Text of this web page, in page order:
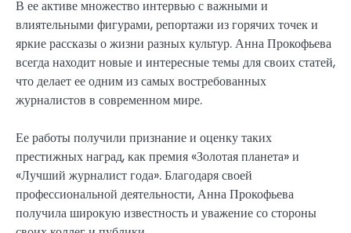
В ее активе множество интервью с важными и
влиятельными фигурами, репортажи из горячих точек и
яркие рассказы о жизни разных культур. Анна Прокофьева
всегда находит новые и интересные темы для своих статей,
что делает ее одним из самых востребованных
журналистов в современном мире.
Ее работы получили признание и оценку таких
престижных наград, как премия «Золотая планета» и
«Лучший журналист года». Благодаря своей
профессиональной деятельности, Анна Прокофьева
получила широкую известность и уважение со стороны